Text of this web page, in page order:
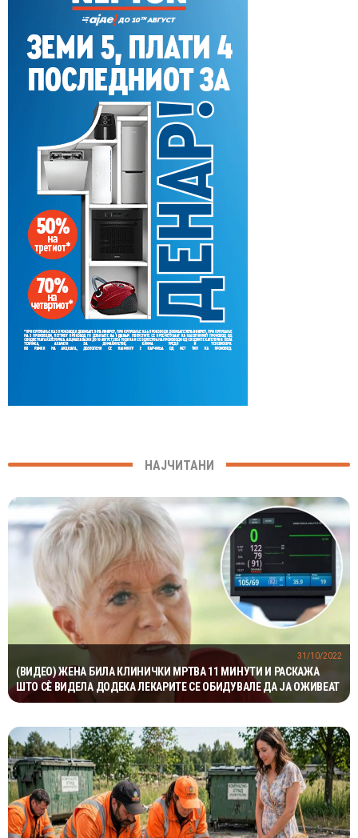
НАЈЧИТАНИ
(ВИДЕО) ЖЕНА БИЛА КЛИНИЧКИ МРТВА 11 МИНУТИ И РАСКАЖА
ШТО СÈ ВИДЕЛА ДОДЕКА ЛЕКАРИТЕ СЕ ОБИДУВАЛЕ ДА ЈА ОЖИВЕАТ
31/10/2022